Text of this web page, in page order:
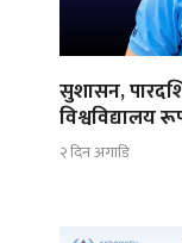
सुशासन,
विश्वविद्यालय
२ दिन अगाडि